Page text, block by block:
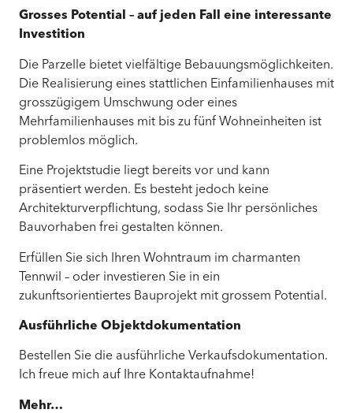
Grosses Potential – auf jeden Fall eine interessante
Investition
Die Parzelle bietet vielfältige Bebauungsmöglichkeiten.
Die Realisierung eines stattlichen Einfamilienhauses mit
grosszügigem Umschwung oder eines
Mehrfamilienhauses mit bis zu fünf Wohneinheiten ist
problemlos möglich.
Eine Projektstudie liegt bereits vor und kann
präsentiert werden. Es besteht jedoch keine
Architekturverpflichtung, sodass Sie Ihr persönliches
Bauvorhaben frei gestalten können.
Erfüllen Sie sich Ihren Wohntraum im charmanten
Tennwil – oder investieren Sie in ein
zukunftsorientiertes Bauprojekt mit grossem Potential.
Ausführliche Objektdokumentation
Bestellen Sie die ausführliche Verkaufsdokumentation.
Ich freue mich auf Ihre Kontaktaufnahme!
Mehr…